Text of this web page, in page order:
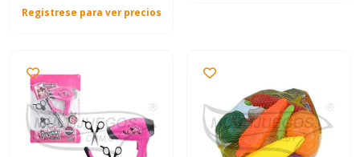
Registrese para ver precios